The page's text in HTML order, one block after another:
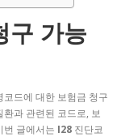
구 가능
드에 대한 보험금 청구
과 관련된 코드로, 보
번 글에서는 I28 진단코